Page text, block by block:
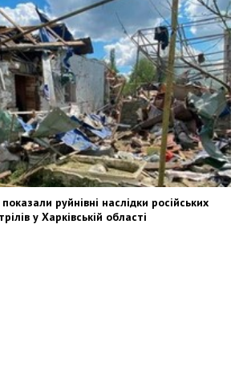
руйнівні наслідки російських
у Харківській області